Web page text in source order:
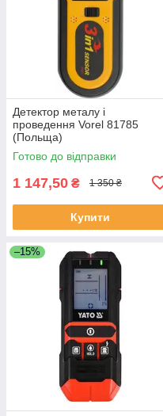
Детектор металу і
проведення Vorel 81785
(Польща)
Готово до відправки
1 147,50 ₴ 1 350 ₴
Купити
–15%